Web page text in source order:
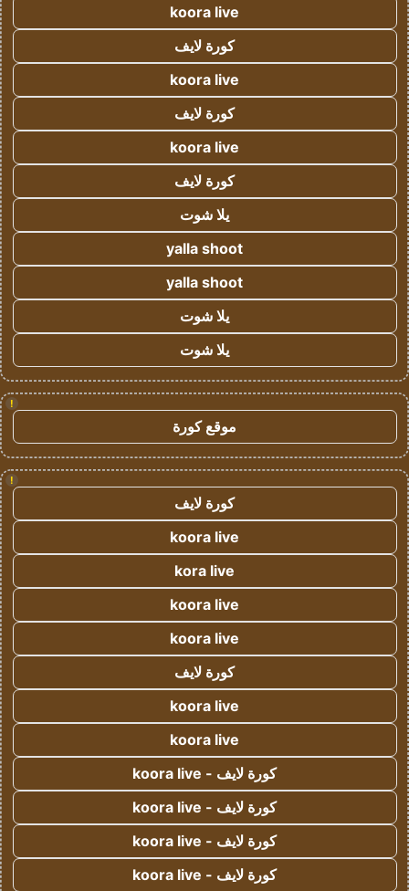
koora live
كورة لايف
koora live
كورة لايف
koora live
كورة لايف
يلا شوت
yalla shoot
yalla shoot
يلا شوت
يلا شوت
!
موقع كورة
!
كورة لايف
koora live
kora live
koora live
koora live
كورة لايف
koora live
koora live
كورة لايف - koora live
كورة لايف - koora live
كورة لايف - koora live
كورة لايف - koora live